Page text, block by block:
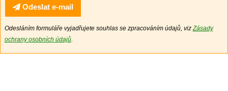
Odeslat e-mail
Odesláním formuláře vyjadřujete souhlas se zpracováním údajů, viz Zásady
ochrany osobních údajů.